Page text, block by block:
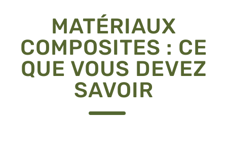
MATÉRIAUX
COMPOSITES : CE
QUE VOUS DEVEZ
SAVOIR